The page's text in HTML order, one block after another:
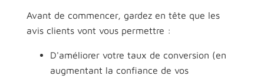
Avant de commencer, gardez en tête que les
avis clients vont vous permettre :
D'améliorer votre taux de conversion (en
augmentant la confiance de vos